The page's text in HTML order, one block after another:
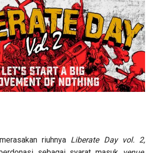
riuhnya Liberate Day vol. 2,